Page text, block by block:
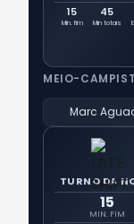
15
Min. fim
45
Min totais
MEIO-
Marc
TURNO DA
15
MIN. FIM